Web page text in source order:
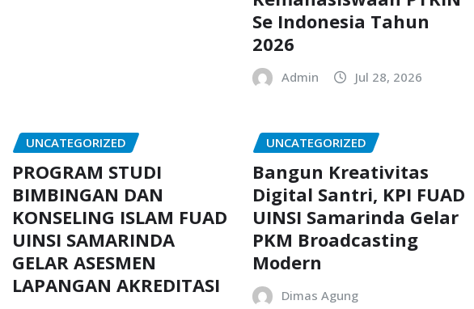
Se Indonesia Tahun
2026
Admin Jul 28, 2026
UNCATEGORIZED
PROGRAM STUDI
BIMBINGAN DAN
KONSELING ISLAM FUAD
UINSI SAMARINDA
GELAR ASESMEN
LAPANGAN AKREDITASI
UNCATEGORIZED
Bangun Kreativitas
Digital Santri, KPI FUAD
UINSI Samarinda Gelar
PKM Broadcasting
Modern
Dimas Agung